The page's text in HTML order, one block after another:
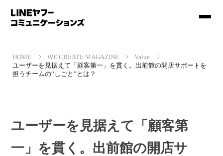
HOME WE CREATE MAGAZINE
Value
ユーザーを見据えて「顧客第一」を貫く。出前館の開店サポートを
担うチームの“しごと”とは？
ユーザーを見据えて「顧客第
一」を貫く。出前館の開店サ